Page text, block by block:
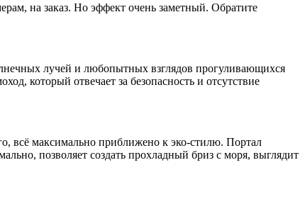
на заказ. Но эффект очень заметный. Обратите
лучей и любопытных взглядов прогуливающихся
который отвечает за безопасность и отсутствие
всё максимально приближено к эко-стилю. Портал
позволяет создать прохладный бриз с моря, выглядит